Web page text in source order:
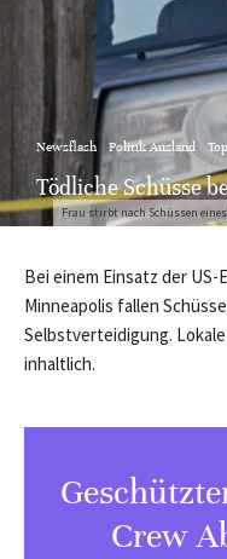
Frau stirbt nach Schüssen
Newsflash Politik Ausland
Tödliche Schüsse
Bei einem Einsatz der
Minneapolis fallen
Selbstverteidigung.
inhaltlich.
Crew